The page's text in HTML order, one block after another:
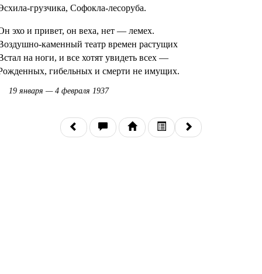
грузчика, Софокла-лесоруба.
эхо и привет, он веха, нет — лемех.
каменный театр времен растущих
на ноги, и все хотят увидеть всех —
гибельных и смерти не имущих.
19 января — 4 февраля 1937